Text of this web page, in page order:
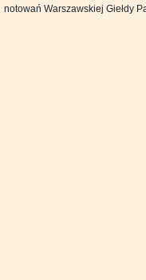
notowań Warszawskiej Giełdy